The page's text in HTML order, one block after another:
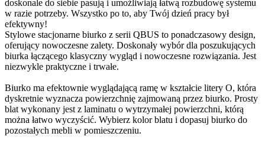
doskonale do siebie pasują i umożliwiają łatwą rozbudowę systemu
w razie potrzeby. Wszystko po to, aby Twój dzień pracy był
efektywny!
Stylowe stacjonarne biurko z serii QBUS to ponadczasowy design,
oferujący nowoczesne zalety. Doskonały wybór dla poszukujących
biurka łączącego klasyczny wygląd i nowoczesne rozwiązania. Jest
niezwykle praktyczne i trwałe.
Biurko ma efektownie wyglądającą ramę w kształcie litery O, która
dyskretnie wyznacza powierzchnię zajmowaną przez biurko. Prosty
blat wykonany jest z laminatu o wytrzymałej powierzchni, którą
można łatwo wyczyścić. Wybierz kolor blatu i dopasuj biurko do
pozostałych mebli w pomieszczeniu.